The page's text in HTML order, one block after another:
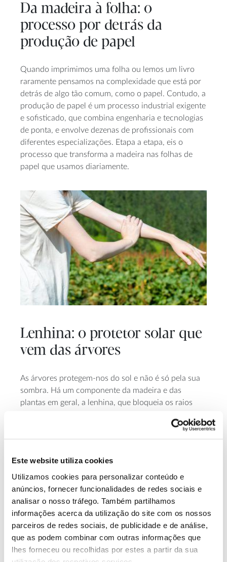
Este website utiliza cookies
Utilizamos cookies para personalizar conteúdo e
anúncios, fornecer funcionalidades de redes sociais e
analisar o nosso tráfego. Também partilhamos
informações acerca da utilização do site com os nossos
parceiros de redes sociais, de publicidade e de análise,
que as podem combinar com outras informações que
lhes forneceu ou recolhidas por estes a partir da sua
Da madeira à folha: o
processo por detrás da
produção de papel
Quando imprimimos uma folha ou lemos um livro
raramente pensamos na complexidade que está por
detrás de algo tão comum, como o papel. Contudo, a
produção de papel é um processo industrial exigente
e sofisticado, que combina engenharia e tecnologias
de ponta, e envolve dezenas de profissionais com
diferentes especializações. Etapa a etapa, eis o
processo que transforma a madeira nas folhas de
papel que usamos diariamente.
Lenhina: o protetor solar que
vem das árvores
As árvores protegem-nos do sol e não é só pela sua
sombra. Há um componente da madeira e das
plantas em geral, a lenhina, que bloqueia os raios
sector da cosmética como ingrediente para proteção
solar. Em Portugal, a investigação nesta área abre
florestal, renovável e abundante.